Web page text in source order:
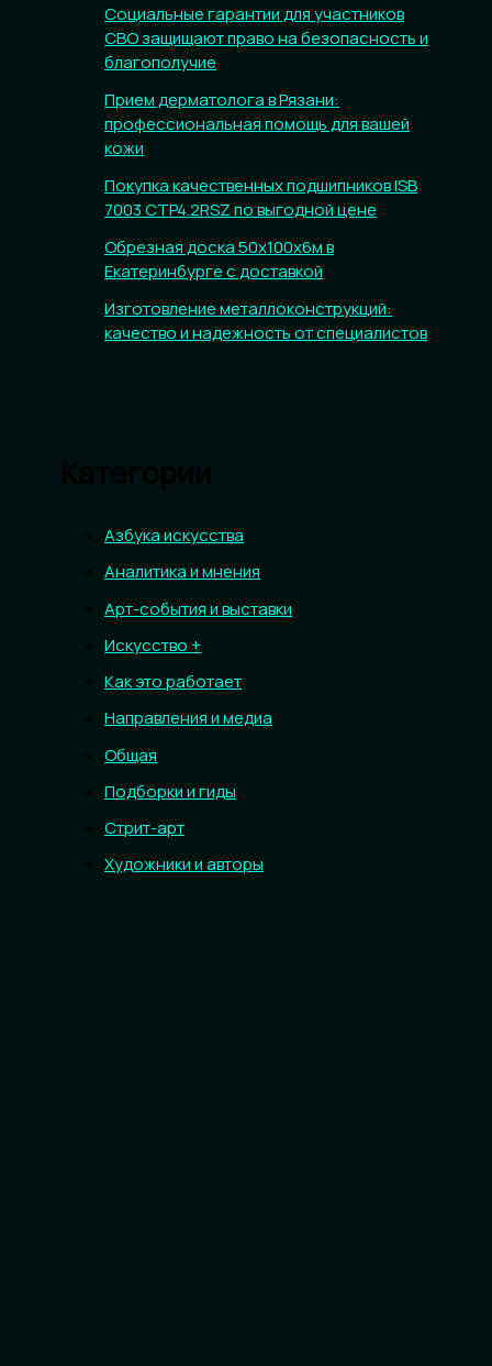
Социальные гарантии для участников
СВО защищают право на безопасность и
благополучие
Прием дерматолога в Рязани:
профессиональная помощь для вашей
кожи
Покупка качественных подшипников ISB
7003 CTP4.2RSZ по выгодной цене
Обрезная доска 50х100х6м в
Екатеринбурге с доставкой
Изготовление металлоконструкций:
качество и надежность от специалистов
Азбука искусства
Аналитика и мнения
Арт-события и выставки
Искусство +
Как это работает
Направления и медиа
Общая
Подборки и гиды
Стрит-арт
Художники и авторы